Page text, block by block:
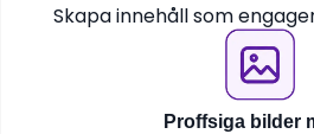
Skapa innehåll som
Proffsiga bilder